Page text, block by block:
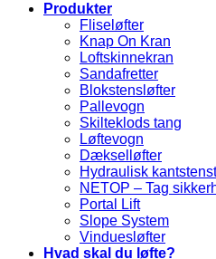
Produkter
Fliseløfter
Knap On Kran
Loftskinnekran
Sandafretter
Blokstensløfter
Pallevogn
Skilteklods tang
Løftevogn
Dækselløfter
Hydraulisk
NETOP – Tag
Portal Lift
Slope System
Vinduesløfter
Hvad skal du løfte?